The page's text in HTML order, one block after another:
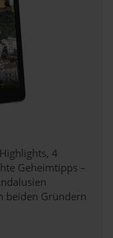
4
Geheimtipps –
beiden Gründern